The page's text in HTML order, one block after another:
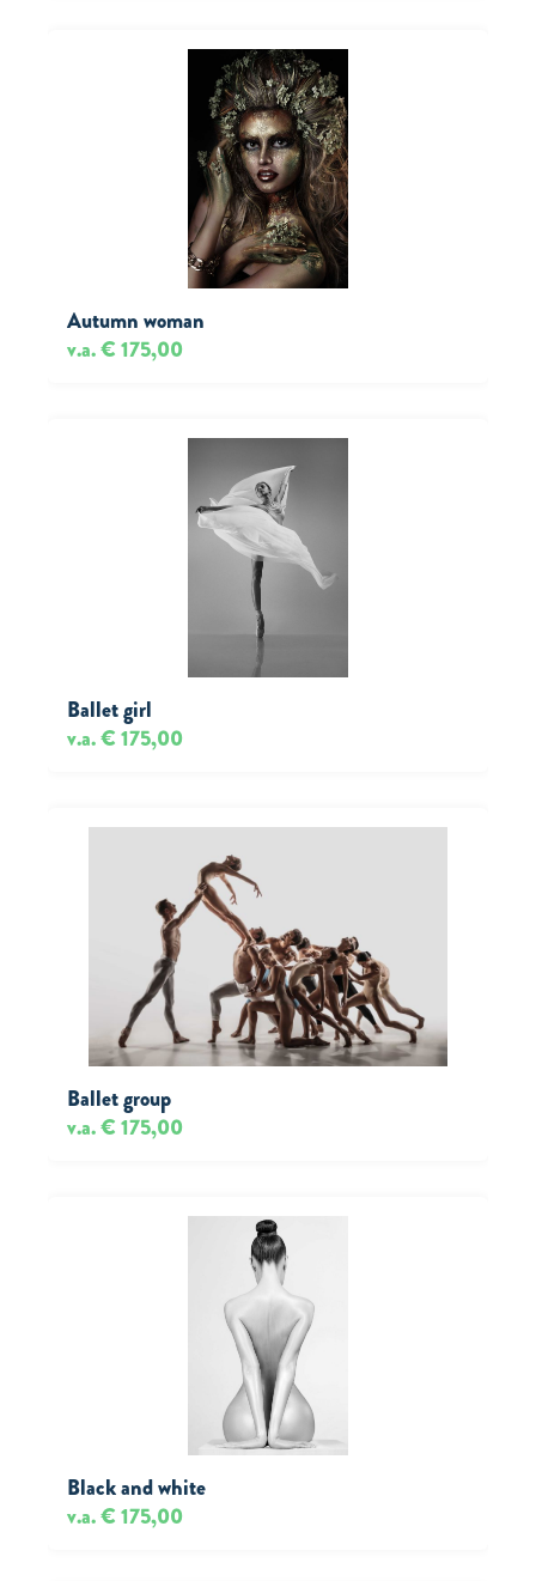
Autumn woman
v.a. € 175,00
Ballet girl
v.a. € 175,00
Ballet group
v.a. € 175,00
Black and white
v.a. € 175,00